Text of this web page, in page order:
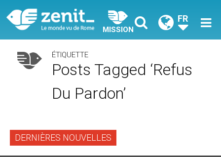
MISSION
FR
ÉTIQUETTE
Posts Tagged ‘refus
Du Pardon’
DERNIÈRES NOUVELLES